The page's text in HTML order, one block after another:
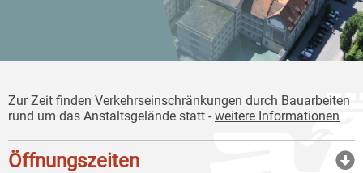
Zur Zeit finden Verkehrseinschränkungen durch Bauarbeiten
rund um das Anstaltsgelände statt - weitere Informationen
Öffnungszeiten